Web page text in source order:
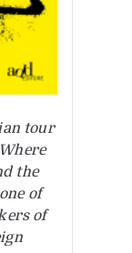
tour
the
of
of